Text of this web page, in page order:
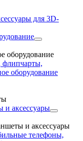
для 3D-
оборудование
оборудование
аксессуары
и аксессуары
телефоны,